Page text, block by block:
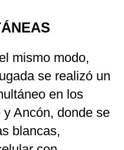
mismo modo,
se realizó un
en los
Ancón, donde se
blancas,